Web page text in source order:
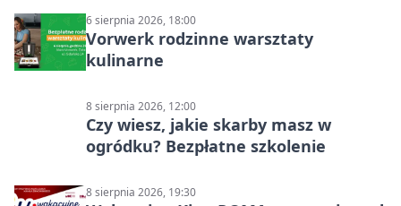
6 sierpnia 2026, 18:00
Vorwerk rodzinne warsztaty
kulinarne
8 sierpnia 2026, 12:00
Czy wiesz, jakie skarby masz w
ogródku? Bezpłatne szkolenie
8 sierpnia 2026, 19:30